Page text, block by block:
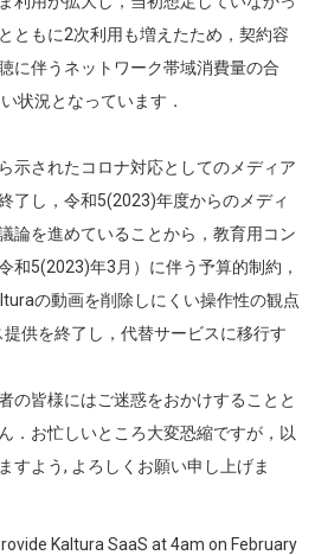
ともに2次利用も増えたため，契約容
に伴うネットワーク帯域消費量の合
状況となっています．
示されたコロナ対応としてのメディア
了し，令和5(2023)年度からのメディ
論を進めていることから，教育用コン
和5(2023)年3月）に伴う予算的制約，
の動画を削除しにくい操作性の観点
供を終了し，代替サービスに移行す
の皆様にはご迷惑をおかけすることと
．お忙しいところ大変恐縮ですが，以
すよう, よろしくお願い申し上げま
Kaltura SaaS at 4am on February